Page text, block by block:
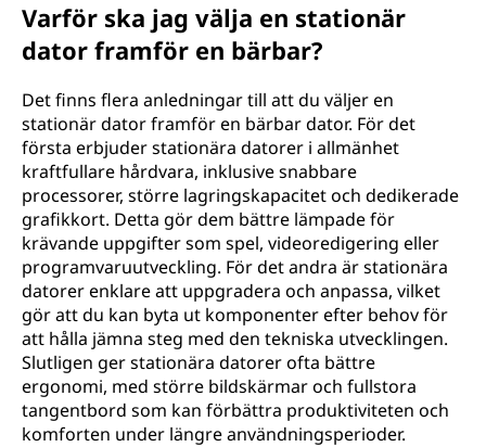
Varför ska jag välja en stationär
dator framför en bärbar?
Det finns flera anledningar till att du väljer en
stationär dator framför en bärbar dator. För det
första erbjuder stationära datorer i allmänhet
kraftfullare hårdvara, inklusive snabbare
processorer, större lagringskapacitet och dedikerade
grafikkort. Detta gör dem bättre lämpade för
krävande uppgifter som spel, videoredigering eller
programvaruutveckling. För det andra är stationära
datorer enklare att uppgradera och anpassa, vilket
gör att du kan byta ut komponenter efter behov för
att hålla jämna steg med den tekniska utvecklingen.
Slutligen ger stationära datorer ofta bättre
ergonomi, med större bildskärmar och fullstora
tangentbord som kan förbättra produktiviteten och
komforten under längre användningsperioder.